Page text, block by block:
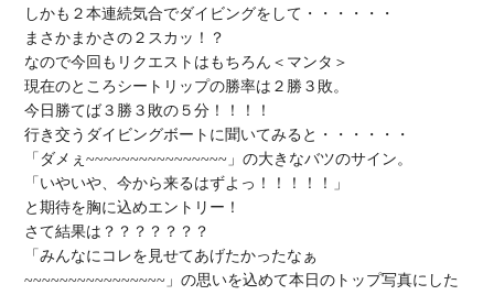
しかも２本連続気合でダイビングをして・・・・・・
まさかまかさの２スカッ！？
なので今回もリクエストはもちろん＜マンタ＞
現在のところシートリップの勝率は２勝３敗。
今日勝てば３勝３敗の５分！！！！
行き交うダイビングボートに聞いてみると・・・・・・
「ダメぇ~~~~~~~~~~~~~~~~」の大きなバツのサイン。
「いやいや、今から来るはずよっ！！！！！」
と期待を胸に込めエントリー！
さて結果は？？？？？？？
「みんなにコレを見せてあげたかったなぁ
~~~~~~~~~~~~~~~~」の思いを込めて本日のトップ写真にした